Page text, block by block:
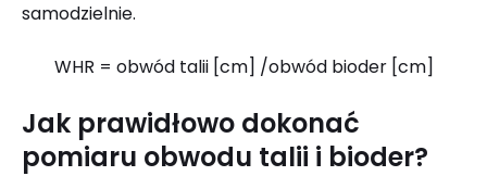
samodzielnie.
WHR = obwód talii [cm] /obwód bioder [cm]
Jak prawidłowo dokonać
pomiaru obwodu talii i bioder?